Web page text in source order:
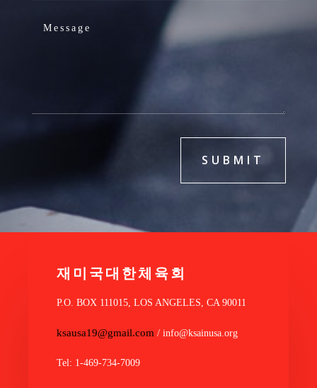
SUBMIT
재미국대한체육회
P.O. BOX 111015, LOS ANGELES, CA 90011
ksausa19@gmail.com / info@ksainusa.org
Tel: 1-469-734-7009